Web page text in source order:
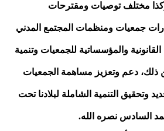
مختلف توصيات ومقترحات
جمعيات ومنظمات المجتمع المدني
القانونية والمؤسساتية للجمعيات وتنمية
من ذلك، دعم وتعزيز مساهمة الجمعيات
وتحقيق التنمية الشاملة لبلادنا تحت
السادس نصره الله.